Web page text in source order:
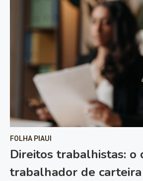
FOLHA PIAUI
Direitos trabalhistas: o
trabalhador de carteira